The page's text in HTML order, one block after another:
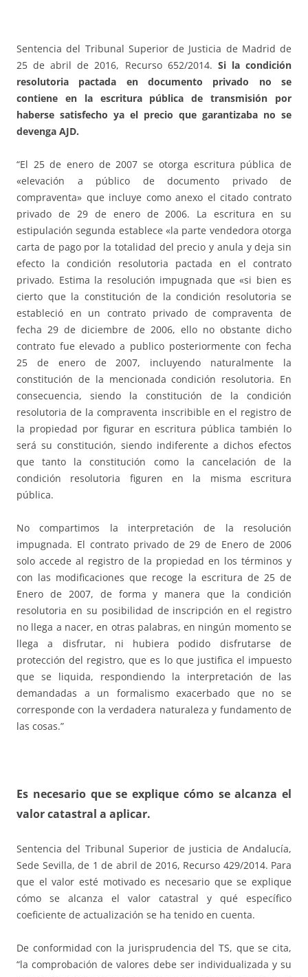
Sentencia del Tribunal Superior de Justicia de Madrid de
25 de abril de 2016, Recurso 652/2014. Si la condición
resolutoria pactada en documento privado no se
contiene en la escritura pública de transmisión por
haberse satisfecho ya el precio que garantizaba no se
devenga AJD.
“El 25 de enero de 2007 se otorga escritura pública de
«elevación a público de documento privado de
compraventa» que incluye como anexo el citado contrato
privado de 29 de enero de 2006. La escritura en su
estipulación segunda establece «la parte vendedora otorga
carta de pago por la totalidad del precio y anula y deja sin
efecto la condición resolutoria pactada en el contrato
privado. Estima la resolución impugnada que «si bien es
cierto que la constitución de la condición resolutoria se
estableció en un contrato privado de compraventa de
fecha 29 de diciembre de 2006, ello no obstante dicho
contrato fue elevado a publico posteriormente con fecha
25 de enero de 2007, incluyendo naturalmente la
constitución de la mencionada condición resolutoria. En
consecuencia, siendo la constitución de la condición
resolutoria de la compraventa inscribible en el registro de
la propiedad por figurar en escritura pública también lo
será su constitución, siendo indiferente a dichos efectos
que tanto la constitución como la cancelación de la
condición resolutoria figuren en la misma escritura
pública.
No compartimos la interpretación de la resolución
impugnada. El contrato privado de 29 de Enero de 2006
solo accede al registro de la propiedad en los términos y
con las modificaciones que recoge la escritura de 25 de
Enero de 2007, de forma y manera que la condición
resolutoria en su posibilidad de inscripción en el registro
no llega a nacer, en otras palabras, en ningún momento se
llega a disfrutar, ni hubiera podido disfrutarse de
protección del registro, que es lo que justifica el impuesto
que se liquida, respondiendo la interpretación de las
demandadas a un formalismo exacerbado que no se
corresponde con la verdadera naturaleza y fundamento de
las cosas.”
Es necesario que se explique cómo se alcanza el
valor catastral a aplicar.
Sentencia del Tribunal Superior de justicia de Andalucía,
Sede Sevilla, de 1 de abril de 2016, Recurso 429/2014. Para
que el valor esté motivado es necesario que se explique
cómo se alcanza el valor catastral y qué específico
coeficiente de actualización se ha tenido en cuenta.
De conformidad con la jurisprudencia del TS, que se cita,
“la comprobación de valores debe ser individualizada y su